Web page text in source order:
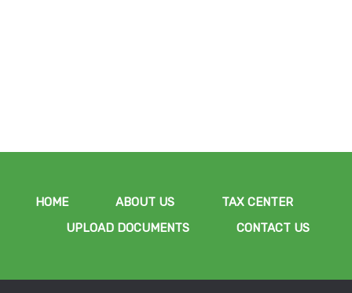
HOME ABOUT US
TAX CENTER
UPLOAD DOCUMENTS
CONTACT US